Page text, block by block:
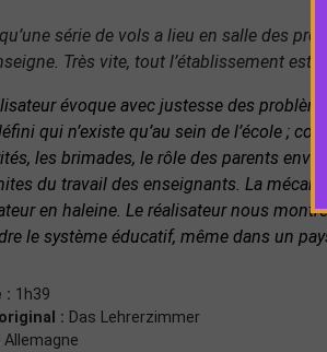
série de vols a lieu en salle des
Très vite, tout l’établissement est
évoque avec justesse des
qui n’existe qu’au sein de l’école ;
les brimades, le rôle des parents
du travail des enseignants. La
en haleine. Le réalisateur nous
le système éducatif, même dans un
: 1h39
: Das Lehrerzimmer
Allemagne